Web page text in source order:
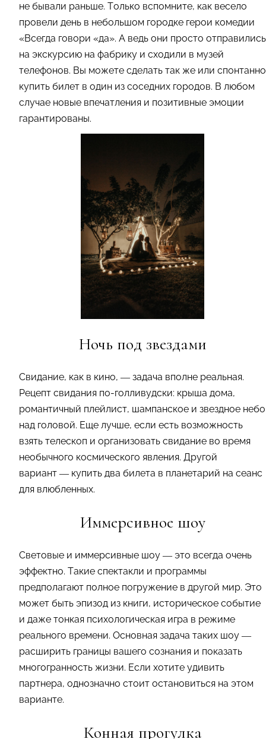
не бывали раньше. Только вспомните, как весело
провели день в небольшом городке герои комедии
«Всегда говори «да». А ведь они просто отправились
на экскурсию на фабрику и сходили в музей
телефонов. Вы можете сделать так же или спонтанно
купить билет в один из соседних городов. В любом
случае новые впечатления и позитивные эмоции
гарантированы.
Ночь под звездами
Свидание, как в кино, — задача вполне реальная.
Рецепт свидания по-голливудски: крыша дома,
романтичный плейлист, шампанское и звездное небо
над головой. Еще лучше, если есть возможность
взять телескоп и организовать свидание во время
необычного космического явления. Другой
вариант — купить два билета в планетарий на сеанс
для влюбленных.
Иммерсивное шоу
Световые и иммерсивные шоу — это всегда очень
эффектно. Такие спектакли и программы
предполагают полное погружение в другой мир. Это
может быть эпизод из книги, историческое событие
и даже тонкая психологическая игра в режиме
реального времени. Основная задача таких шоу —
расширить границы вашего сознания и показать
многогранность жизни. Если хотите удивить
партнера, однозначно стоит остановиться на этом
варианте.
Конная прогулка